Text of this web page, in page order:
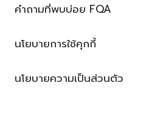
คำถามที่พบบ่อย FQA
นโยบายการใช้คุกกี้
นโยบายความเป็นส่วนตัว